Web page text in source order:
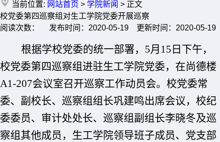
当前位置: 网站首页 > 学院新闻 > 正文
校党委第四巡察组对生工学院党委开展巡察
阅读次数： 发布时间：2020-05-19 更新时间：2020-05-19
根据学校党委的统一部署， 5月 15 日下午，
校党委第四巡察组进驻生工学院党委，在尚德楼
A1-207会议室召开巡察工作动员会。校党委常
委、副校长、巡察组组长巩建鸣出席会议，校纪
委委员、审计处处长、巡察组副组长李晓冬及巡
察组其他成员，生工学院领导班子成员、党支部